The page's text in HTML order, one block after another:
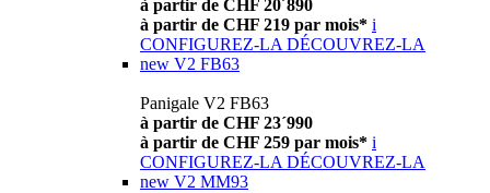
à partir de CHF 20´890
à partir de CHF 219 par mois* i
CONFIGUREZ-LA DÉCOUVREZ-LA
new V2 FB63
Panigale V2 FB63
à partir de CHF 23´990
à partir de CHF 259 par mois* i
CONFIGUREZ-LA DÉCOUVREZ-LA
new V2 MM93